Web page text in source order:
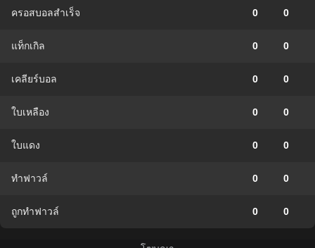
ครอสบอลสำเร็จ 0 0
แท็กเกิล 0 0
เคลียร์บอล 0 0
ใบเหลือง 0 0
ใบแดง 0 0
ทำฟาวล์ 0 0
ถูกทำฟาวล์ 0 0